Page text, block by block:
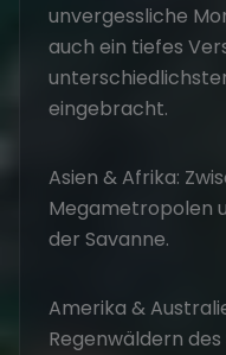
unvergessliche
auch ein tiefes
eingebracht.
Asien & Afrika:
Megametropolen
der Savanne.
Amerika &
Regenwäldern